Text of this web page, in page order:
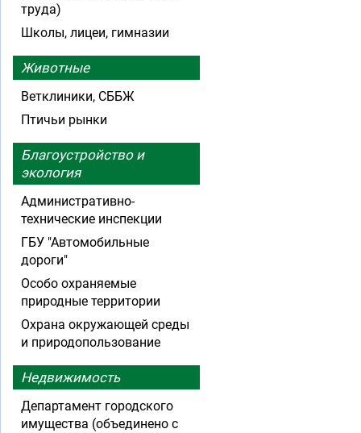
труда)
Школы, лицеи, гимназии
Животные
Ветклиники, СББЖ
Птичьи рынки
Благоустройство и
экология
Административно-
технические инспекции
ГБУ "Автомобильные
дороги"
Особо охраняемые
природные территории
Охрана окружающей среды
и природопользование
Недвижимость
Департамент городского
имущества (объединено с